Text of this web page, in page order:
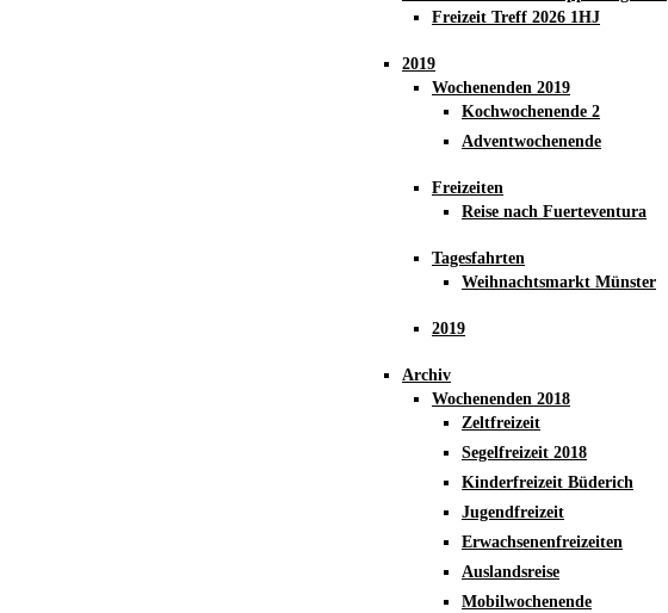
Freizeit Treff 2026 1HJ
2019
Wochenenden 2019
Kochwochenende 2
Adventwochenende
Freizeiten
Reise nach Fuerteventura
Tagesfahrten
Weihnachtsmarkt Münster
2019
Archiv
Wochenenden 2018
Zeltfreizeit
Segelfreizeit 2018
Kinderfreizeit Büderich
Jugendfreizeit
Erwachsenenfreizeiten
Auslandsreise
Mobilwochenende